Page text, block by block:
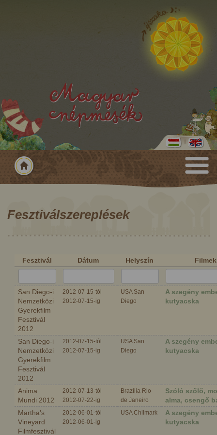
Fesztiválszereplések
Fesztivál Dátum Helyszín Filmek
San Diego-i
Nemzetközi
Gyerekfilm
Fesztivál
2012
2012-07-15-tól
2012-07-15-ig
USA San
Diego
A szegény
kutyacska
San Diego-i
Nemzetközi
Gyerekfilm
Fesztivál
2012
2012-07-15-tól
2012-07-15-ig
USA San
Diego
A szegény
kutyacska
Anima
Mundi 2012
2012-07-13-tól
2012-07-22-ig
Brazília Rio
de Janeiro
Szóló szőlő,
alma, csengő
Martha's
Vineyard
Filmfesztivál
2012-06-01-tól
2012-06-01-ig
USA Chilmark
A szegény
kutyacska